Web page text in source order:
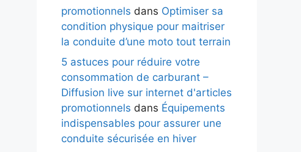
promotionnels dans Optimiser sa
condition physique pour maitriser
la conduite d’une moto tout terrain
5 astuces pour réduire votre
consommation de carburant –
Diffusion live sur internet d'articles
promotionnels dans Équipements
indispensables pour assurer une
conduite sécurisée en hiver